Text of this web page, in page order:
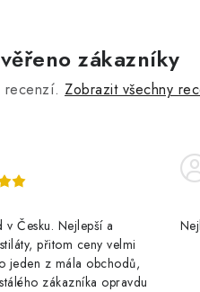
zákazníky
recenzí. Zobrazit všechny
Česku. Nejlepší a
přitom ceny velmi
jeden z mála obchodů,
zákazníka opravdu